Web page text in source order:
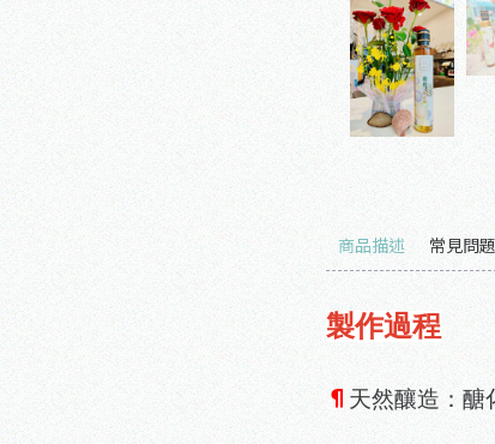
商品描述 常見問題
製作過程
¶ 天然釀造：